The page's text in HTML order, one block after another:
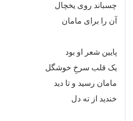
چسباند روی یخچال
آن را برای مامان
پایین شعر او بود
یک قلب سرخِ خوشگل
مامان رسید و تا دید
خندید از ته دل